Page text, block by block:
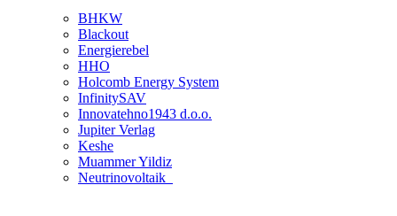
BHKW
Blackout
Energierebel
HHO
Holcomb Energy System
InfinitySAV
Innovatehno1943 d.o.o.
Jupiter Verlag
Keshe
Muammer Yildiz
Neutrinovoltaik